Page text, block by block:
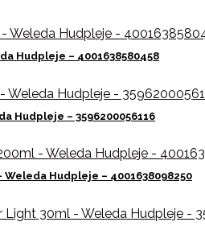
Hudpleje – 4001638580458
Hudpleje – 3596200056116
Hudpleje – 4001638098250